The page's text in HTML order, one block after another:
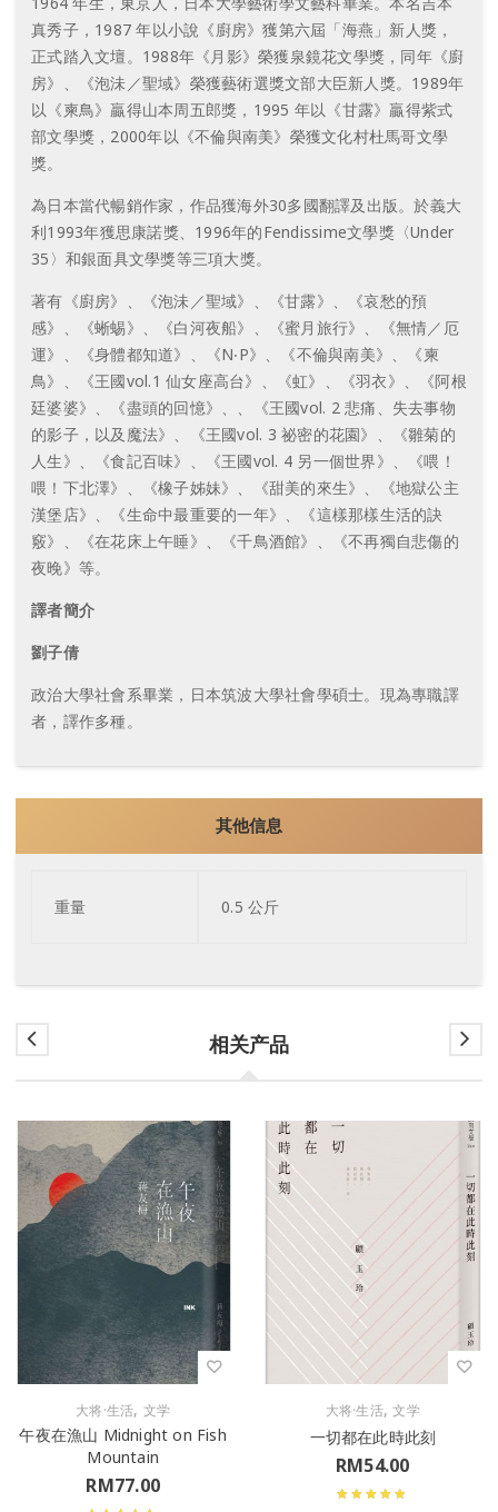
真秀子，1987 年以小說《廚房》獲第六屆「海燕」新人獎，
正式踏入文壇。1988年《月影》榮獲泉鏡花文學獎，同年《廚
房》、《泡沬／聖域》榮獲藝術選獎文部大臣新人獎。1989年
以《柬鳥》贏得山本周五郎獎，1995 年以《甘露》贏得紫式
部文學獎，2000年以《不倫與南美》榮獲文化村杜馬哥文學
獎。
為日本當代暢銷作家，作品獲海外30多國翻譯及出版。於義大
利1993年獲思康諾獎、1996年的Fendissime文學獎〈Under
35〉和銀面具文學獎等三項大獎。
著有《廚房》、《泡沬／聖域》、《甘露》、《哀愁的預
感》、《蜥蜴》、《白河夜船》、《蜜月旅行》、《無情／厄
運》、《身體都知道》、《N‧P》、《不倫與南美》、《柬
鳥》、《王國vol.1 仙女座高台》、《虹》、《羽衣》、《阿根
廷婆婆》、《盡頭的回憶》、、《王國vol. 2 悲痛、失去事物
的影子，以及魔法》、《王國vol. 3 祕密的花園》、《雛菊的
人生》、《食記百味》、《王國vol. 4 另一個世界》、《喂！
喂！下北澤》、《橡子姊妹》、《甜美的來生》、《地獄公主
漢堡店》、《生命中最重要的一年》、《這樣那樣生活的訣
竅》、《在花床上午睡》、《千鳥酒館》、《不再獨自悲傷的
夜晚》等。
譯者簡介
劉子倩
政治大學社會系畢業，日本筑波大學社會學碩士。現為專職譯
者，譯作多種。
其他信息
重量 0.5 公斤
相关产品
大将·生活, 文学
午夜在漁山 Midnight on Fish
Mountain
RM77.00
大将·生活,文学
一切都在此時此刻
RM54.00